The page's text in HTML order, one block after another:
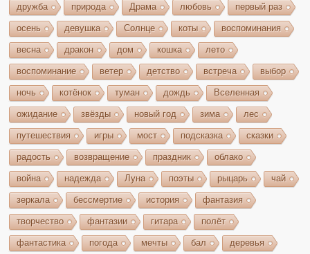
дружба природа Драма любовь первый раз
осень девушка Солнце коты воспоминания
весна дракон дом кошка лето
воспоминание ветер детство встреча выбор
ночь котёнок туман дождь Вселенная
ожидание звёзды новый год зима лес
путешествия игры мост подсказка сказки
радость возвращение праздник облако
война надежда Луна поэты рыцарь чай
зеркала бессмертие история фантазия
творчество фантазии гитара полёт
фантастика погода мечты бал деревья